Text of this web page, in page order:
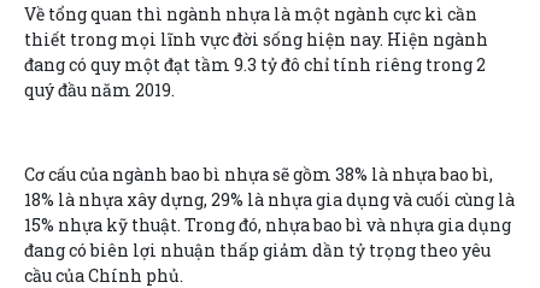
Về tổng quan thì ngành nhựa là một ngành cực kì cần
thiết trong mọi lĩnh vực đời sống hiện nay. Hiện ngành
đang có quy một đạt tầm 9.3 tỷ đô chỉ tính riêng trong 2
quý đầu năm 2019.
Cơ cấu của ngành bao bì nhựa sẽ gồm 38% là nhựa bao bì,
18% là nhựa xây dựng, 29% là nhựa gia dụng và cuối cùng là
15% nhựa kỹ thuật. Trong đó, nhựa bao bì và nhựa gia dụng
đang có biên lợi nhuận thấp giảm dần tỷ trọng theo yêu
cầu của Chính phủ.